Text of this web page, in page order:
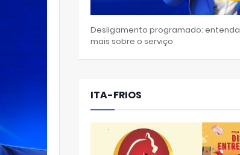
Desligamento programado: entenda
mais sobre o serviço
ITA-FRIOS